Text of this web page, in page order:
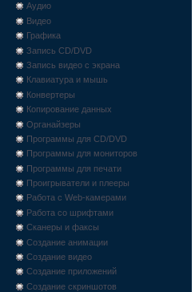
Аудио
Видео
Графика
Запись CD/DVD
Запись видео с экрана
Клавиатура и мышь
Конвертеры
Копирование данных
Органайзеры
Программы для CD/DVD
Программы для мониторов
Программы для печати
Проигрыватели и плееры
Работа с Web-камерами
Работа со шрифтами
Сканеры и факсы
Создание анимации
Создание видео
Создание приложений
Создание скриншотов